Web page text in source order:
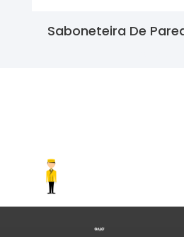
Saboneteira De